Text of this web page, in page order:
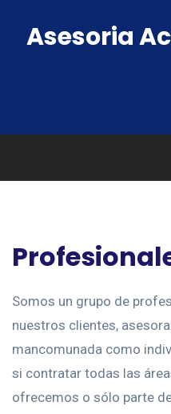
Asesoria
Somos un grupo de
nuestros clientes,
mancomunada como
si contratar todas las
ofrecemos o sólo parte